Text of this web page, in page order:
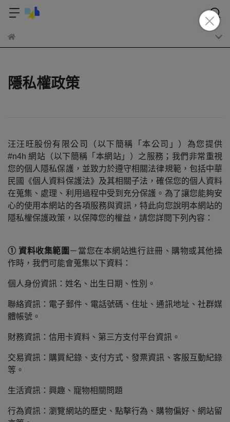
隱私權政策
汪汪旺股份有限公司（以下簡稱「本公司」）為您提供
#n4h 網站（以下簡稱「本網站」）之服務；我們非常重視
您的個人隱私保護，並致力於遵守相關法律規範，包括中華
民國《個人資料保護法》及其相關子法，確保您的個人資料
在蒐集、處理、利用過程中受到充分保護。為了讓您能夠安
心的使用本網站的各項服務與資訊，特此向您說明本網站的
隱私權保護政策，以保障您的權益，請您詳閱下列內容：
① 資料收集範圍 －當您在本網站進行註冊、購物或其他操
作時，我們可能會蒐集以下資料：
個人身份資訊：姓名、出生日期、性別。
聯絡資訊：電子郵件、電話號碼、住址、通訊地址、社群媒
體帳號。
財務資訊：信用卡資料、第三方支付平台資訊。
交易資訊：購買紀錄、支付方式、發票資訊、客服互動紀錄
等。
生活資訊：興趣、寵物相關問題
行為資訊：瀏覽網站的歷史、點擊行為、購物偏好、網站留